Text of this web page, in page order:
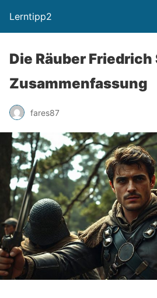
Lerntipp2
Die Räuber
Zusammenfassung
fares87